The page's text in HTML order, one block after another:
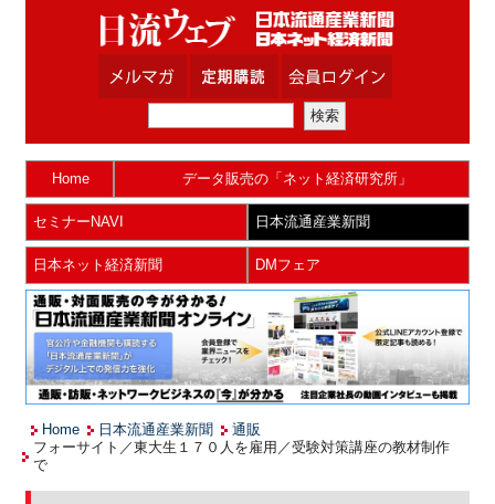
Home データ販売の「ネット経済研究所」
セミナーNAVI 日本流通産業新聞
日本ネット経済新聞 DMフェア
Home 日本流通産業新聞
通販
フォーサイト／東大生１７０人を雇用／受験対策講座の教材制作
で